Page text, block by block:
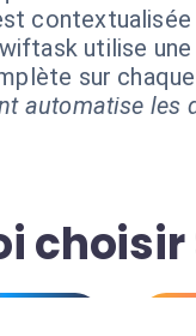
utilise
sur
automatise les